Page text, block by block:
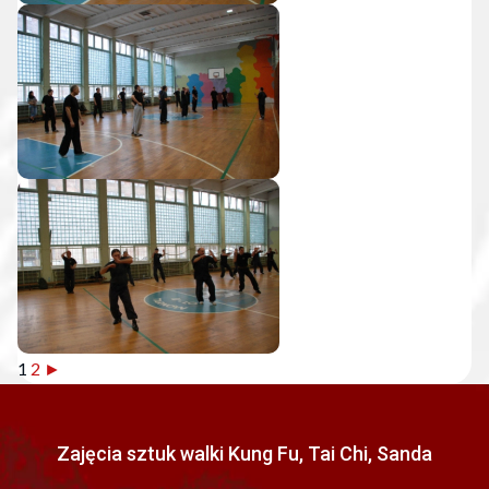
1 2 ►
Zajęcia sztuk walki Kung Fu, Tai Chi, Sanda